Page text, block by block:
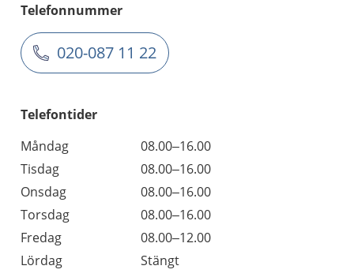
Telefonnummer
020-087 11 22
Telefontider
Måndag
08.00–16.00
Tisdag
08.00–16.00
Onsdag
08.00–16.00
Torsdag
08.00–16.00
Fredag
08.00–12.00
Lördag
Stängt